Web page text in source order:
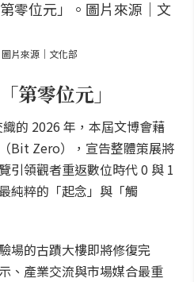
片來源｜文化部
第零位元」
的 2026 年，本屆文博會藉
Bit Zero），宣告整體策展將
引領觀者重返數位時代 0 與 1
純粹的「起念」與「觸
場的古蹟大樓即將修復完
、產業交流與市場媒合最重